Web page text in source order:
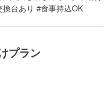
台あり #食事持込OK
プラン